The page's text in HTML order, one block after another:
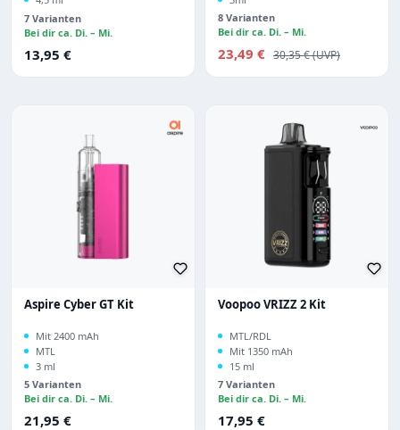
7 Varianten
Bei dir ca. Di. – Mi.
Regulärer Preis:
13,95 €
8 Varianten
Bei dir ca. Di. – Mi.
Verkaufspreis:
23,49 € Regulärer Preis:
30,35 €
Aspire Cyber GT Kit
Mit 2400 mAh
MTL
3 ml
5 Varianten
Bei dir ca. Di. – Mi.
Regulärer Preis:
21,95 €
Voopoo VRIZZ 2 Kit
MTL/RDL
Mit 1350 mAh
15 ml
7 Varianten
Bei dir ca. Di. – Mi.
Regulärer Preis:
17,95 €